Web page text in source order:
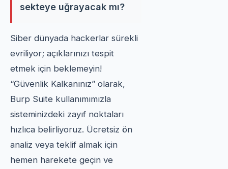
sekteye uğrayacak mı?
Siber dünyada hackerlar sürekli
evriliyor; açıklarınızı tespit
etmek için beklemeyin!
“Güvenlik Kalkanınız” olarak,
Burp Suite kullanımımızla
sisteminizdeki zayıf noktaları
hızlıca belirliyoruz. Ücretsiz ön
analiz veya teklif almak için
hemen harekete geçin ve